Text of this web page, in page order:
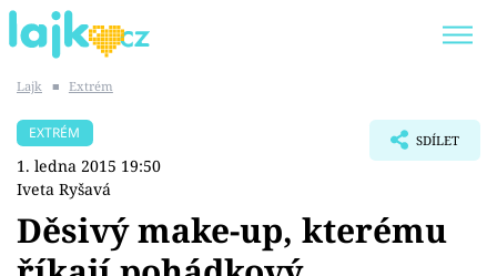
SHOPAHOLICADEL
Lajk ■ Extrém
EXTRÉM
1. ledna 2015 19:50
Iveta Ryšavá
SDÍLET
Děsivý make-up, kterému